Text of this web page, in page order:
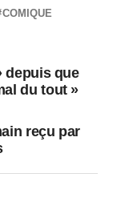
COMIQUE
depuis que
du tout »
reçu par